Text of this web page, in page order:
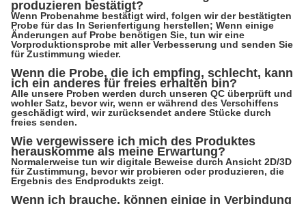
produzieren bestätigt?
Wenn Probenahme bestätigt wird, folgen wir der bestätigten
Probe für das In Serienfertigung herstellen; Wenn einige
Änderungen auf Probe benötigen Sie, tun wir eine
Vorproduktionsprobe mit aller Verbesserung und senden Sie
für Zustimmung wieder.
Wenn die Probe, die ich empfing, schlecht, kann
ich ein anderes für freies erhalten bin?
Alle unsere Proben werden durch unseren QC überprüft und
wohler Satz, bevor wir, wenn er während des Verschiffens
geschädigt wird, wir zurücksendet andere Stücke durch
freies senden.
Wie vergewissere ich mich des Produktes
herauskomme als meine Erwartung?
Normalerweise tun wir digitale Beweise durch Ansicht 2D/3D
für Zustimmung, bevor wir probieren oder produzieren, die
Ergebnis des Endprodukts zeigt.
Wenn ich brauche, können einige in Verbindung